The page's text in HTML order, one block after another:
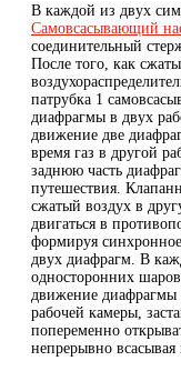
В каждой из двух
Самовсасывающий
соединительный
После того, как
патрубка 1
диафрагмы в двух
движение две
время газ в другой
заднюю часть
путешествия.
сжатый воздух в
двигаться в
формируя
двух диафрагм. В
односторонних
движение
рабочей камеры,
попеременно
непрерывно всасывая